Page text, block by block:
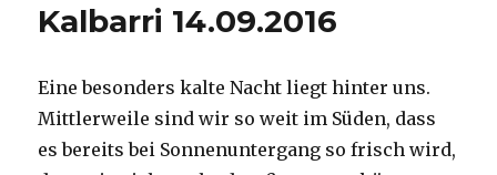
Kalbarri 14.09.2016
Eine besonders kalte Nacht liegt hinter uns.
Mittlerweile sind wir so weit im Süden, dass
es bereits bei Sonnenuntergang so frisch wird,